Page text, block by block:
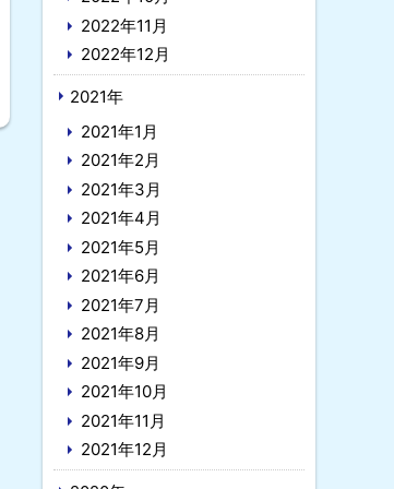
2022年11月
2022年12月
2021年
2021年1月
2021年2月
2021年3月
2021年4月
2021年5月
2021年6月
2021年7月
2021年8月
2021年9月
2021年10月
2021年11月
2021年12月